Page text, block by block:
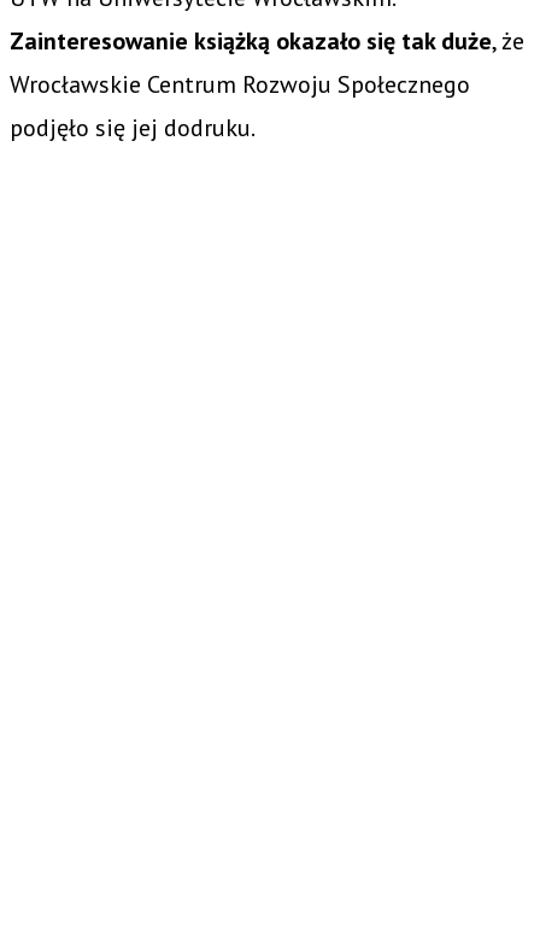
Zainteresowanie książką okazało się tak duże, że
Wrocławskie Centrum Rozwoju Społecznego
podjęło się jej dodruku.